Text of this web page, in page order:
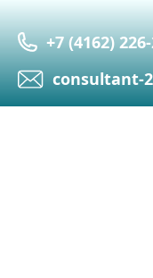
+7 (4162)
сonsultant-